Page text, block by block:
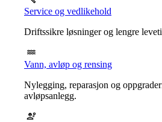
Service og vedlikehold
Driftssikre løsninger og lengre
Vann, avløp og rensing
Nylegging, reparasjon og
avløpsanlegg.